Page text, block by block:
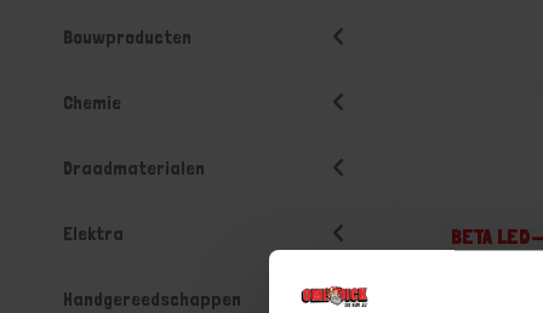
Bouwproducten
Chemie
Draadmaterialen
Elektra
Handgereedschappen
BETA